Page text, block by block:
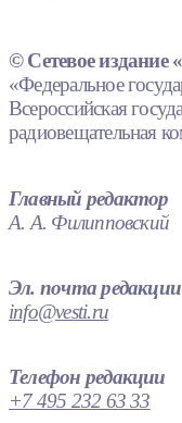
© Сетевое издание
«Федеральное
Всероссийская
радиовещательная
Главный редактор
А. А. Филипповский
Эл. почта редакции
info@vesti.ru
Телефон редакции
+7 495 232 63 33